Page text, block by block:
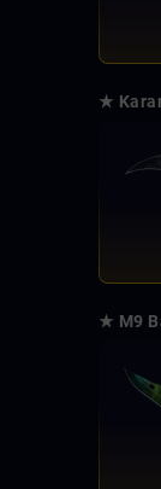
★
★ M9